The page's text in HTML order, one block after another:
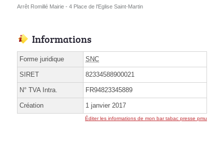
Arrêt Romillé Mairie - 4 Place de l'Eglise Saint-Martin
Informations
Forme juridique SNC
SIRET 82334588900021
N° TVA Intra. FR94823345889
Création 1 janvier 2017
Éditer les informations de mon bar tabac presse pmu